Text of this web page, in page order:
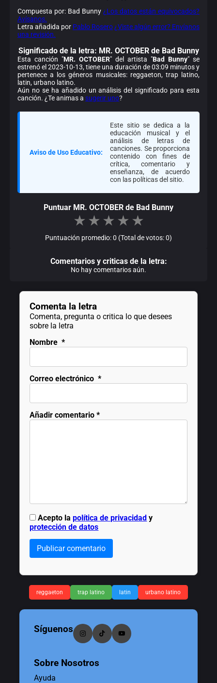
Compuesta por: Bad Bunny ¿Los datos están equivocados?
Avísanos.
Letra añadida por Pablo Rosero¿Viste algún error? Envíanos
una revisión.
Significado de la letra: MR. OCTOBER de Bad Bunny
Esta canción "MR. OCTOBER" del artista "Bad Bunny" se
estrenó el 2023-10-13, tiene una duración de 03:09 minutos y
pertenece a los géneros musicales: reggaeton, trap latino,
latin, urbano latino.
Aún no se ha añadido un análisis del significado para esta
canción. ¿Te animas a sugerir uno?
Aviso de Uso Educativo:
Este sitio se dedica a la
educación musical y el
análisis de letras de
canciones. Se proporciona
contenido con fines de
crítica, comentario y
enseñanza, de acuerdo
con las políticas del sitio.
Puntuar MR. OCTOBER de Bad Bunny
★ ★ ★ ★ ★
Puntuación promedio: 0 (Total de votos: 0)
Comentarios y criticas de la letra:
No hay comentarios aún.
Comenta la letra
Comenta, pregunta o critica lo que desees
sobre la letra
Nombre *
Correo electrónico *
Añadir comentario *
Acepto lapolítica de privacidad y
protección de datos
Publicar comentario
reggaeton trap latino latin urbano latino
Síguenos
Sobre Nosotros
Ayuda